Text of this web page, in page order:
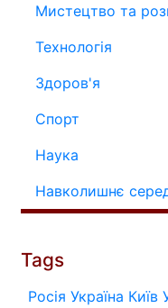
Мистецтво та
Технологія
Здоров'я
Спорт
Наука
Навколишнє
Tags
Росія Україна Київ